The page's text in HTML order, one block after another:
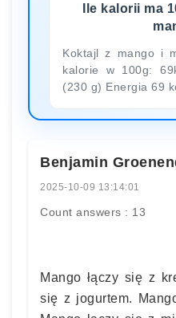
Ile kalorii ma
Koktajl z mango i
kalorie w 100g:
(230 g) Energia 69
Benjamin
2025-10-09 13:14:01
Count answers : 13
Mango łączy się z
się z jogurtem.